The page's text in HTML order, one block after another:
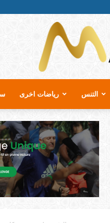
رياضات اخرى التنس